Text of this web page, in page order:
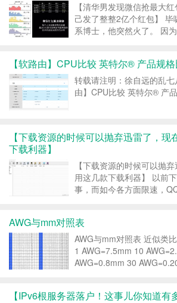
【清华男发现微信抢最大
己发了整整2亿个红包】
系博士，他突然火了。 因
最大红包 春节抢红包大家
【软路由】CPU比较 英特尔® 产品规
转载请注明：徐自远的乱
由】CPU比较 英特尔® 产
【下载资源的时候可以抛弃迅雷了，现
下载利器】
【下载资源的时候可以抛
用这几款下载利器】 以前
事，而如今各方面限速，
不到一款适合自己的下载工
款下载利器，总...
AWG与mm对照表
AWG与mm对照表 近似类
1 AWG=7.5mm 10
AWG=0.8mm 30
【IPv6根服务器落户！这事儿你知道有